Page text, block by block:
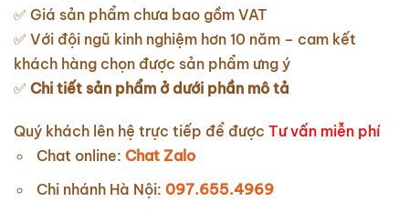
✅ Giá sản phẩm chưa bao gồm VAT
✅ Với đội ngũ kinh nghiệm hơn 10 năm – cam kết
khách hàng chọn được sản phẩm ưng ý
✅ Chi tiết sản phẩm ở dưới phần mô tả
Quý khách lên hệ trực tiếp để được Tư vấn miễn phí
Chat online: Chat Zalo
Chi nhánh Hà Nội: 097.655.4969